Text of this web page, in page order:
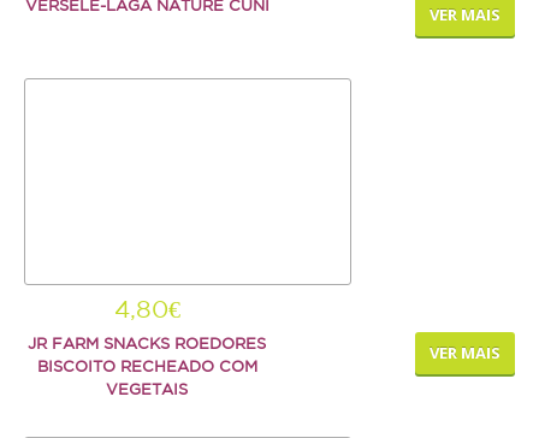
VERSELE-LAGA NATURE CUNI VER MAIS
4,80€
JR FARM SNACKS ROEDORES
BISCOITO RECHEADO COM
VEGETAIS
VER MAIS